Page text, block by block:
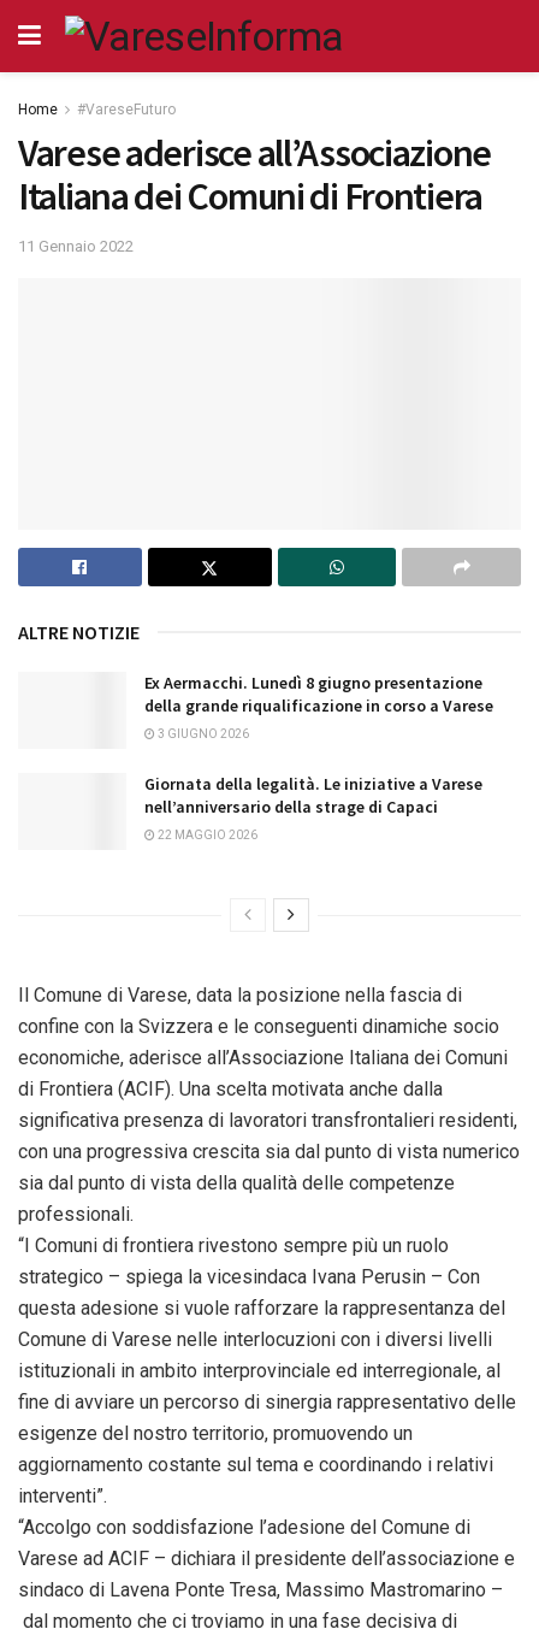
Home #VareseFuturo
Varese aderisce all’Associazione
Italiana dei Comuni di Frontiera
11 Gennaio 2022
ALTRE NOTIZIE
Ex Aermacchi. Lunedì 8 giugno presentazione
della grande riqualificazione in corso a Varese
3 GIUGNO 2026
Giornata della legalità. Le iniziative a Varese
nell’anniversario della strage di Capaci
22 MAGGIO 2026
Il Comune di Varese, data la posizione nella fascia di
confine con la Svizzera e le conseguenti dinamiche socio
economiche, aderisce all’Associazione Italiana dei Comuni
di Frontiera (ACIF). Una scelta motivata anche dalla
significativa presenza di lavoratori transfrontalieri residenti,
con una progressiva crescita sia dal punto di vista numerico
sia dal punto di vista della qualità delle competenze
professionali.
“I Comuni di frontiera rivestono sempre più un ruolo
strategico – spiega la vicesindaca Ivana Perusin – Con
questa adesione si vuole rafforzare la rappresentanza del
Comune di Varese nelle interlocuzioni con i diversi livelli
istituzionali in ambito interprovinciale ed interregionale, al
fine di avviare un percorso di sinergia rappresentativo delle
esigenze del nostro territorio, promuovendo un
aggiornamento costante sul tema e coordinando i relativi
interventi”.
“Accolgo con soddisfazione l’adesione del Comune di
Varese ad ACIF – dichiara il presidente dell’associazione e
sindaco di Lavena Ponte Tresa, Massimo Mastromarino –
dal momento che ci troviamo in una fase decisiva di